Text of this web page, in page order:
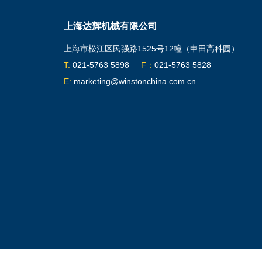
上海达辉机械有限公司
上海市松江区民强路1525号12幢（申田高科园）
T: 021-5763 5898 F： 021-5763 5828
E: marketing@winstonchina.com.cn